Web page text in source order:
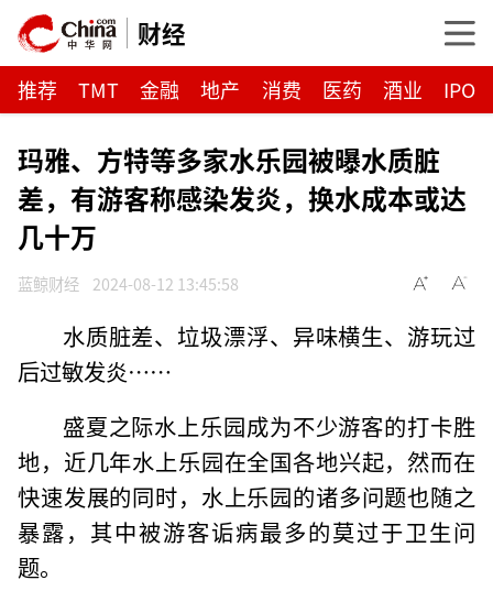
财经
推荐 TMT 金融 地产 消费 医药 酒业 IPO
玛雅、方特等多家水乐园被曝水质脏
差，有游客称感染发炎，换水成本或达
几十万
蓝鲸财经 2024-08-12 13:45:58
水质脏差、垃圾漂浮、异味横生、游玩过
后过敏发炎……
盛夏之际水上乐园成为不少游客的打卡胜
地，近几年水上乐园在全国各地兴起，然而在
快速发展的同时，水上乐园的诸多问题也随之
暴露，其中被游客诟病最多的莫过于卫生问
题。